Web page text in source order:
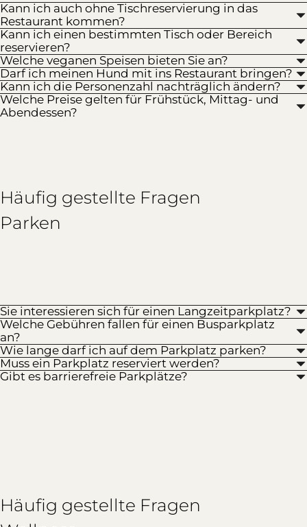
Kann ich auch ohne Tischreservierung in das
Restaurant kommen?
Kann ich einen bestimmten Tisch oder Bereich
reservieren?
Welche veganen Speisen bieten Sie an?
Darf ich meinen Hund mit ins Restaurant bringen?
Kann ich die Personenzahl nachträglich ändern?
Welche Preise gelten für Frühstück, Mittag- und
Abendessen?
Häufig gestellte Fragen
Parken
Sie interessieren sich für einen Langzeitparkplatz?
Welche Gebühren fallen für einen Busparkplatz
an?
Wie lange darf ich auf dem Parkplatz parken?
Muss ein Parkplatz reserviert werden?
Gibt es barrierefreie Parkplätze?
Häufig gestellte Fragen